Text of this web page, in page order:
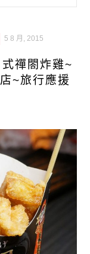
5 8 月, 2015
式禪閤炸雞~
~旅行應援